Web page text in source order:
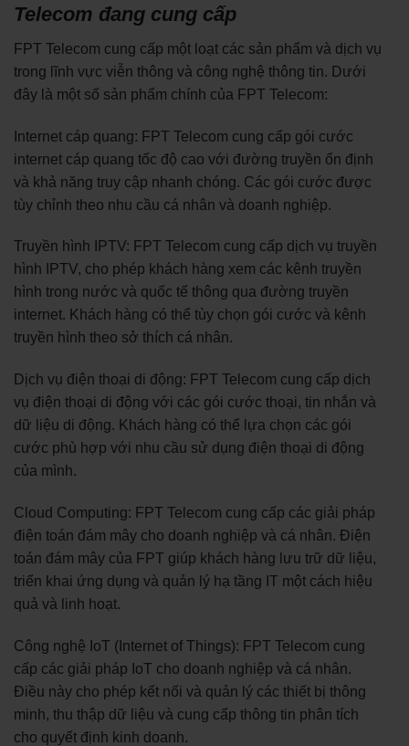
Telecom đang cung cấp
FPT Telecom cung cấp một loạt các sản phẩm và dịch vụ
trong lĩnh vực viễn thông và công nghệ thông tin. Dưới
đây là một số sản phẩm chính của FPT Telecom:
Internet cáp quang: FPT Telecom cung cấp gói cước
internet cáp quang tốc độ cao với đường truyền ổn định
và khả năng truy cập nhanh chóng. Các gói cước được
tùy chỉnh theo nhu cầu cá nhân và doanh nghiệp.
Truyền hình IPTV: FPT Telecom cung cấp dịch vụ truyền
hình IPTV, cho phép khách hàng xem các kênh truyền
hình trong nước và quốc tế thông qua đường truyền
internet. Khách hàng có thể tùy chọn gói cước và kênh
truyền hình theo sở thích cá nhân.
Dịch vụ điện thoại di động: FPT Telecom cung cấp dịch
vụ điện thoại di động với các gói cước thoại, tin nhắn và
dữ liệu di động. Khách hàng có thể lựa chọn các gói
cước phù hợp với nhu cầu sử dụng điện thoại di động
của mình.
Cloud Computing: FPT Telecom cung cấp các giải pháp
điện toán đám mây cho doanh nghiệp và cá nhân. Điện
toán đám mây của FPT giúp khách hàng lưu trữ dữ liệu,
triển khai ứng dụng và quản lý hạ tầng IT một cách hiệu
quả và linh hoạt.
Công nghệ IoT (Internet of Things): FPT Telecom cung
cấp các giải pháp IoT cho doanh nghiệp và cá nhân.
Điều này cho phép kết nối và quản lý các thiết bị thông
minh, thu thập dữ liệu và cung cấp thông tin phân tích
cho quyết định kinh doanh.